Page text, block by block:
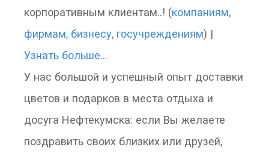
корпоративным клиентам..! (компаниям,
фирмам, бизнесу, госучреждениям) |
Узнать больше...
У нас большой и успешный опыт доставки
цветов и подарков в места отдыха и
досуга Нефтекумска: если Вы желаете
поздравить своих близких или друзей,